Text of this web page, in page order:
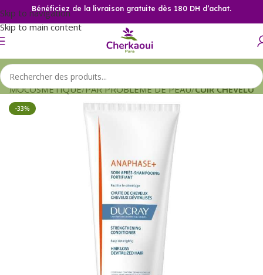
Skip to navigation
Skip to main content
Bénéficiez de la livraison gratuite dès 180 DH d’achat.
PAR PROBLEME DE PEAU CUIR CHEVELU
-33%